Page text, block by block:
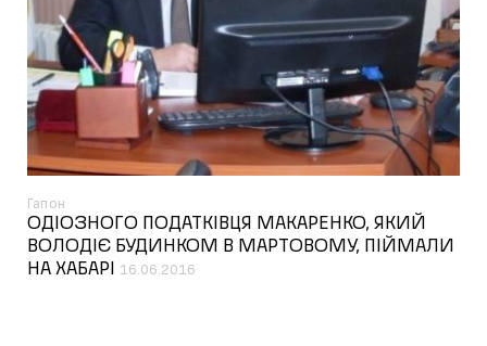
Гапон
ОДІОЗНОГО ПОДАТКІВЦЯ МАКАРЕНКО, ЯКИЙ
ВОЛОДІЄ БУДИНКОМ В МАРТОВОМУ, ПІЙМАЛИ
НА ХАБАРІ
16.06.2016